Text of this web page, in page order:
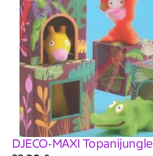
DJECO-MAXI Topanijungle